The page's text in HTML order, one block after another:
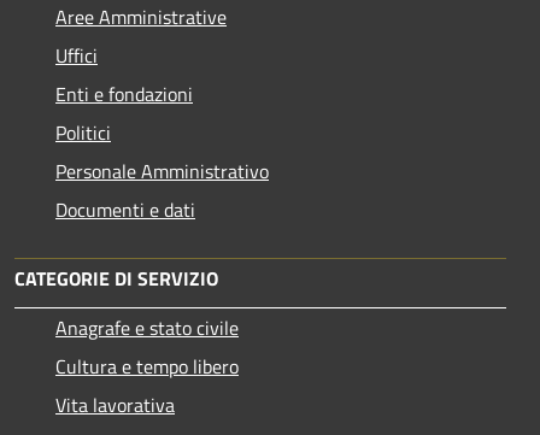
Aree Amministrative
Uffici
Enti e fondazioni
Politici
Personale Amministrativo
Documenti e dati
CATEGORIE DI SERVIZIO
Anagrafe e stato civile
Cultura e tempo libero
Vita lavorativa